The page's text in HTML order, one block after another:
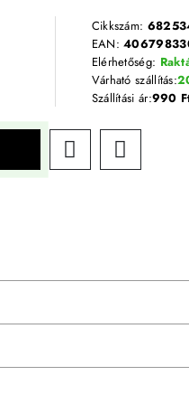
Cikkszám:
EAN:
Elérhetőség:
Várható szállítás:
Szállítási ár:990